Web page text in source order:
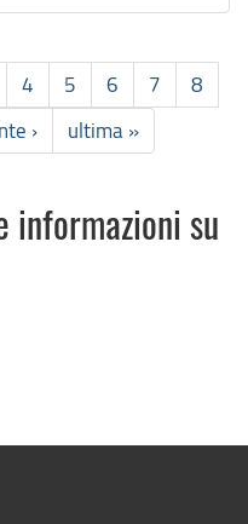
4 5 6 7
8
› ultima »
informazioni su